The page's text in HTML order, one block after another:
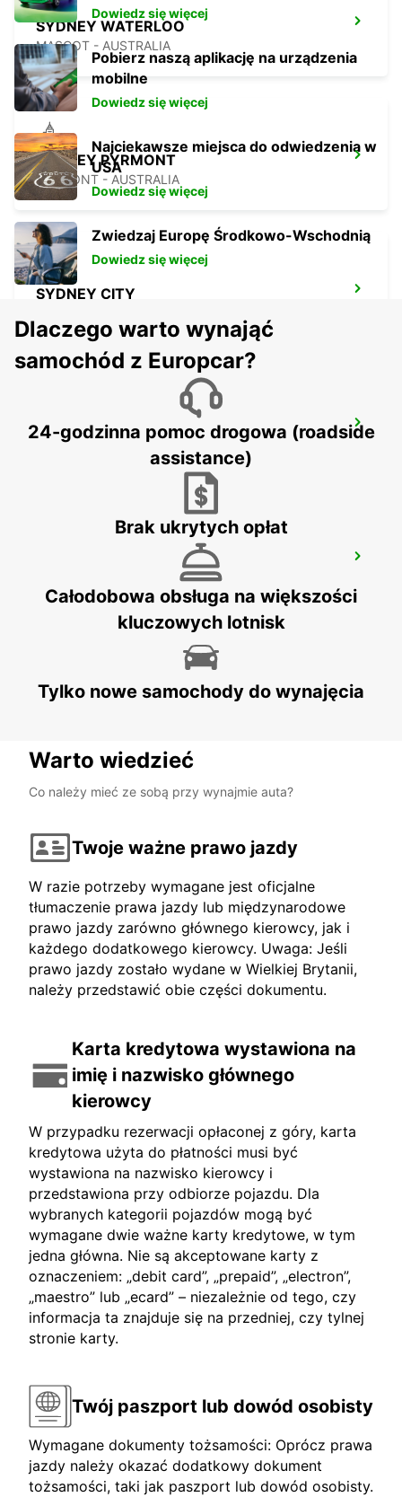
SYDNEY WATERLOO
MASCOT - AUSTRALIA
SYDNEY PYRMONT
PYRMONT - AUSTRALIA
SYDNEY CITY
SYDNEY ARTARMON
ARTARMON - AUSTRALIA
WOLLONGONG *NEW*
PORT KEMBLA - AUSTRALIA
Dowiedz się więcej
Pobierz naszą aplikację na urządzenia
mobilne
Dowiedz się więcej
Najciekawsze miejsca do odwiedzenia w
USA
Dowiedz się więcej
Zwiedzaj Europę Środkowo-Wschodnią
Dowiedz się więcej
Dlaczego warto wynająć
samochód z Europcar?
24-godzinna pomoc drogowa (roadside
assistance)
Brak ukrytych opłat
Całodobowa obsługa na większości
kluczowych lotnisk
Tylko nowe samochody do wynajęcia
Warto wiedzieć
Co należy mieć ze sobą przy wynajmie auta?
Twoje ważne prawo jazdy
W razie potrzeby wymagane jest oficjalne
tłumaczenie prawa jazdy lub międzynarodowe
prawo jazdy zarówno głównego kierowcy, jak i
każdego dodatkowego kierowcy. Uwaga: Jeśli
prawo jazdy zostało wydane w Wielkiej Brytanii,
należy przedstawić obie części dokumentu.
Karta kredytowa wystawiona na
imię i nazwisko głównego
kierowcy
W przypadku rezerwacji opłaconej z góry, karta
kredytowa użyta do płatności musi być
wystawiona na nazwisko kierowcy i
przedstawiona przy odbiorze pojazdu. Dla
wybranych kategorii pojazdów mogą być
wymagane dwie ważne karty kredytowe, w tym
jedna główna. Nie są akceptowane karty z
oznaczeniem: „debit card”, „prepaid”, „electron”,
„maestro” lub „ecard” – niezależnie od tego, czy
informacja ta znajduje się na przedniej, czy tylnej
stronie karty.
Twój paszport lub dowód osobisty
Wymagane dokumenty tożsamości: Oprócz prawa
jazdy należy okazać dodatkowy dokument
tożsamości, taki jak paszport lub dowód osobisty.